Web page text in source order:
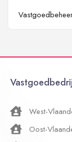
West-
Oost-